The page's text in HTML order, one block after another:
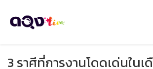
3 ราศีที่การงานโดดเด่นในเ